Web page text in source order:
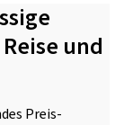
und
Preis-